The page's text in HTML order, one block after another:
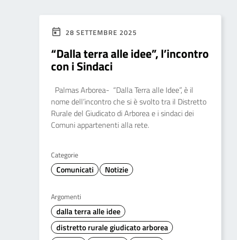
28 SETTEMBRE 2025
“Dalla terra alle idee”, l’incontro
con i Sindaci
Palmas Arborea- “Dalla Terra alle Idee”, è il
nome dell’incontro che si è svolto tra il Distretto
Rurale del Giudicato di Arborea e i sindaci dei
Comuni appartenenti alla rete.
Categorie
Comunicati Notizie
Argomenti
dalla terra alle idee
distretto rurale giudicato arborea